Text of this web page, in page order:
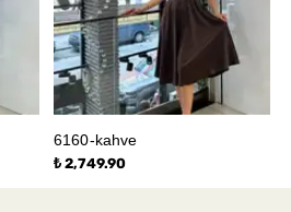
6160-kahve
₺ 2,749.90